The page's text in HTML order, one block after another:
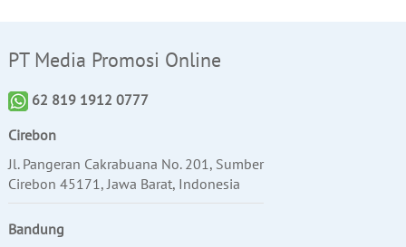
PT Media Promosi Online
62 819 1912 0777
Cirebon
Jl. Pangeran Cakrabuana No. 201, Sumber
Cirebon 45171, Jawa Barat, Indonesia
Bandung